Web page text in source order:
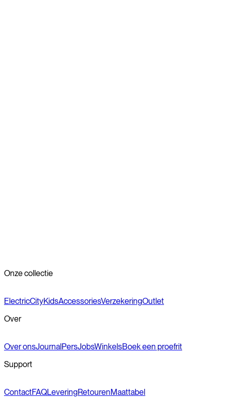
Onze collectie
ElectricCityKidsAccessoriesVerzekeringOutlet
Over
Over onsJournalPersJobsWinkelsBoek een proefrit
Support
ContactFAQLeveringRetourenMaattabel